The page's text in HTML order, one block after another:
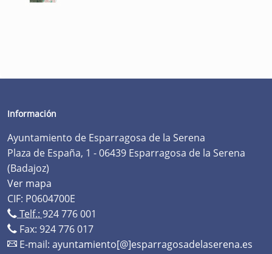
Información
Ayuntamiento de Esparragosa de la Serena
Plaza de España, 1 - 06439 Esparragosa de la Serena
(Badajoz)
Ver mapa
CIF: P0604700E
Telf.: 924 776 001
Fax: 924 776 017
E-mail: ayuntamiento[@]esparragosadelaserena.es